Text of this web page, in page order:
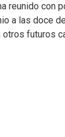
reunido con
a las doce
futuros